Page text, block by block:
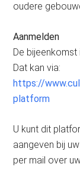
oudere
Aanmelden
De bijeenkomst
Dat kan via:
https://
platform
U kunt dit
aangeven bij
per mail over